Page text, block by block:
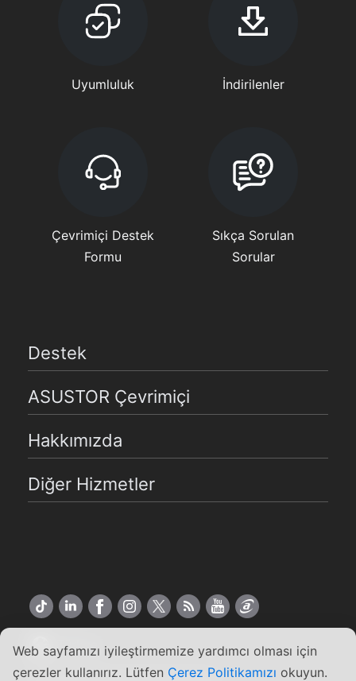
Web sayfamızı iyileştirmemize yardımcı olması için
çerezler kullanırız. Lütfen Çerez Politikamızı okuyun.
Uyumluluk İndirilenler
Çevrimiçi Destek
Formu
Sıkça Sorulan
Sorular
Destek
ASUSTOR Çevrimiçi
Hakkımızda
Diğer Hizmetler
Türkçe